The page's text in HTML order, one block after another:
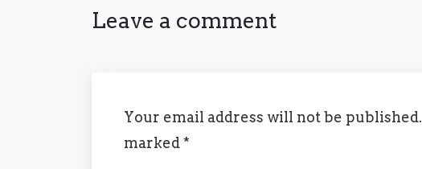
Leave a comment
Your email address will not be published.
marked*
S'ABONNER